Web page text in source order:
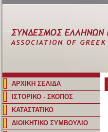
ΑΡΧΙΚΗ ΣΕΛΙΔΑ
ΙΣΤΟΡΙΚΟ - ΣΚΟΠΟΣ
ΚΑΤΑΣΤΑΤΙΚΟ
ΔΙΟΙΚΗΤΙΚΟ ΣΥΜΒΟΥΛΙΟ